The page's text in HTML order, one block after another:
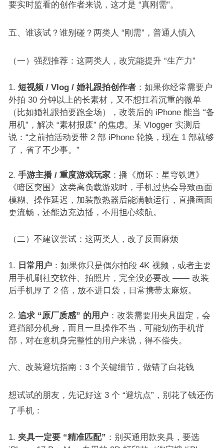
要实时监看的创作者来说，这才是 “真刚需”。​
五、谁该试？谁别碰？两类人 “刚需”，普通人慎入​
（一）强烈推荐：这两类人，改完能提升 “生产力”​
短视频 / Vlog / 婚礼跟拍创作者：如果你经常需要户
外拍 30 分钟以上的长素材，又不想扛着沉重的微单
（比如婚礼跟拍要跑全场），改装后的 iPhone 能当 “备
用机”，解决 “素材报废” 的焦虑。某 Vlogger 实测后
说：“之前拍活动要带 2 部 iPhone 轮换，现在 1 部就够
了，省了不少事。”​
手游主播 / 重度游戏玩家：播《崩坏：星穹铁道》
《暗区突围》这类高负载游戏时，手机过热会导致画面
模糊、操作延迟，加装散热器后能满帧运行，直播画面
更流畅，还能边充边播，不用担心续航。​
（二）不建议尝试：这两类人，改了反而麻烦​
日常用户：如果你只是偶尔拍段 4K 视频，或者主要
用手机刷社交软件、拍照片，完全没必要改 —— 改装
后手机厚了 2 倍，放不进口袋，日常携带太麻烦。​
追求 “原厂质感” 的用户：改装需要用夹具固定，会
遮挡部分机身，而且一旦操作不当，可能划伤手机背
部，对在意机身完整性的用户来说，得不偿失。​
六、改装避坑指南：3 个关键细节，做错了白花钱​
想试试的朋友，先记好这 3 个 “避坑点”，别花了钱还伤
了手机：​
夹具一定要 “精准匹配” ：别买通用款夹具，要选